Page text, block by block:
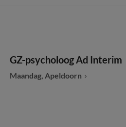
GZ-psycholoog Ad Interim
Maandag, Apeldoorn